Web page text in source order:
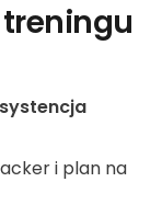
i plan na